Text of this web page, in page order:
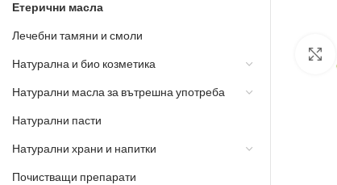
Етерични масла
Лечебни тамяни и смоли
Натурална и био козметика
Натурални масла за вътрешна употреба
Натурални пасти
Натурални храни и напитки
Почистващи препарати